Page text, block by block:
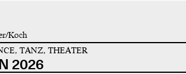
Koch
TANZ, THEATER
2026